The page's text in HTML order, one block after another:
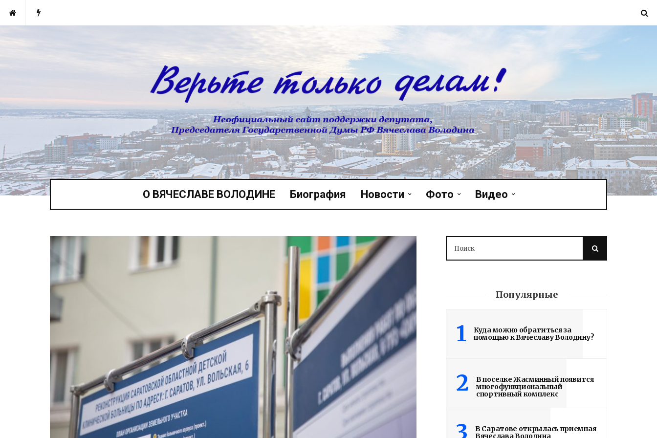
О ВЯЧЕСЛАВЕ ВОЛОДИНЕ Биография Новости Фото Видео
Популярные
1
Куда можно обратиться за
помощью к Вячеславу Володину?
2
В поселке Жасминный появится
многофункциональный
спортивный комплекс
3
В Саратове открылась приемная
Вячеслава Володина
Володин о СПАСЕНИИ
радиоэлектроники
им. Яблочкова СГУ
Вячеслав Володин в ходе ВКС